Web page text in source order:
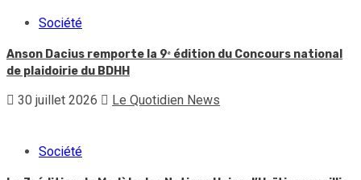
Société
Anson Dacius remporte la 9ᵉ édition du Concours national
de plaidoirie du BDHH
30 juillet 2026 Le Quotidien News
Société